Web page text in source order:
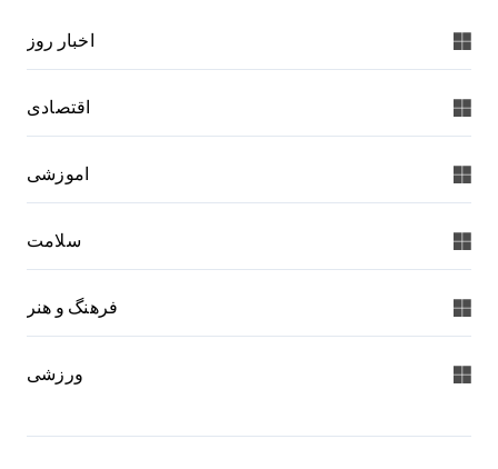
اخبار روز
اقتصادی
اموزشی
سلامت
فرهنگ و هنر
ورزشی